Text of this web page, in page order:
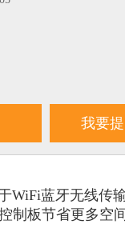
我要
WiFi蓝牙无线传
制板节省更多空